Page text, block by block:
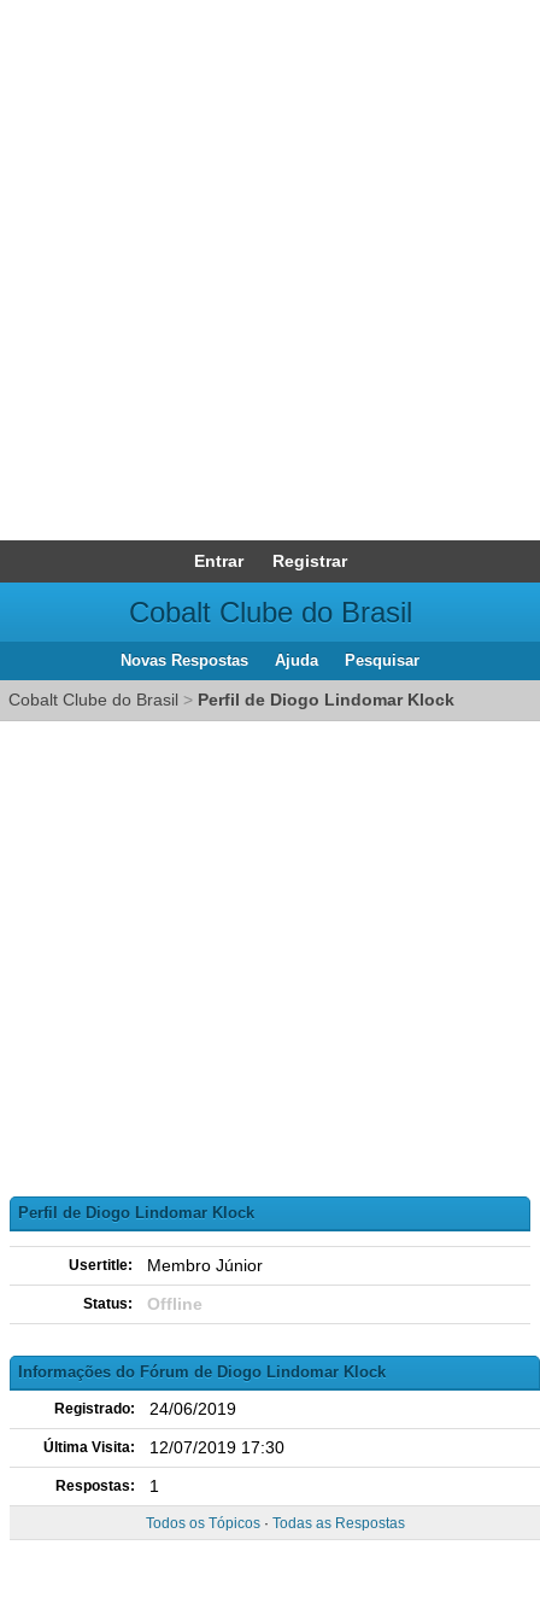
Entrar Registrar
Cobalt Clube do Brasil
Novas Respostas Ajuda Pesquisar
Cobalt Clube do Brasil > Perfil de Diogo Lindomar Klock
Perfil de Diogo Lindomar Klock
Usertitle: Membro Júnior
Status: Offline
Informações do Fórum de Diogo Lindomar Klock
Registrado: 24/06/2019
Última Visita: 12/07/2019 17:30
Respostas: 1
Todos os Tópicos· Todas as Respostas